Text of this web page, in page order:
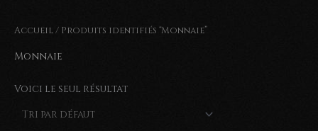
Accueil/ Produits identifiés “Monnaie”
Monnaie
Voici le seul résultat